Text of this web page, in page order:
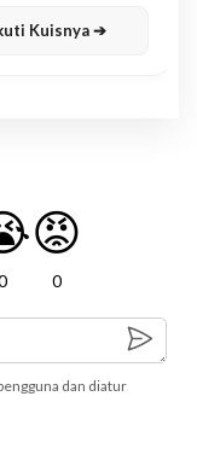
Kuisnya ➔
😡
0
dan diatur